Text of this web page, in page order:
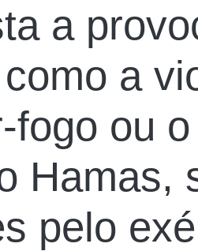
a
a
fogo ou
Hamas,
pelo